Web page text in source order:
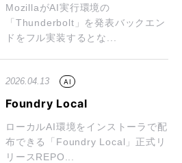
MozillaがAI実行環境の
「Thunderbolt」を発表バックエン
ドをフル実装するとな...
2026.04.13 AI
Foundry Local
ローカルAI環境をインストーラで配
布できる「Foundry Local」正式リ
リースREPO...